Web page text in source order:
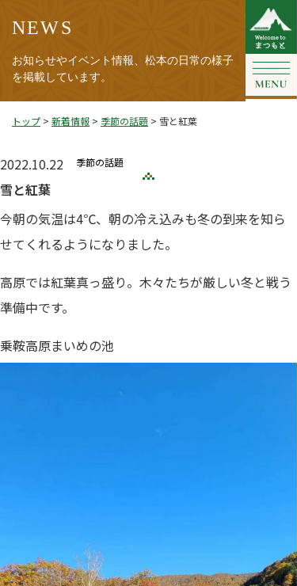
NEWS
お知らせやイベント情報、松本の日常の様子
を掲載しています。
トップ > 新着情報 > 季節の話題 > 雪と紅葉
2022.10.22 季節の話題
雪と紅葉
今朝の気温は4℃、朝の冷え込みも冬の到来を知ら
せてくれるようになりました。
高原では紅葉真っ盛り。木々たちが厳しい冬と戦う
準備中です。
乗鞍高原まいめの池